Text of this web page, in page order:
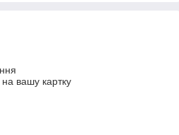
вашу картку